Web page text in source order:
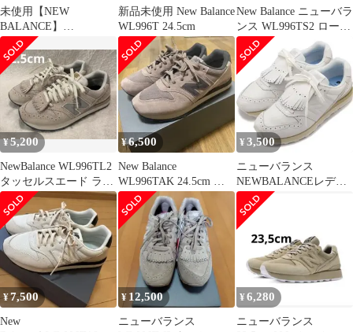
未使用【NEW
BALANCE】
WL996TAI(D) 23㎝ ホ
ワイト
新品未使用 New Balance
WL996T 24.5cm
New Balance ニューバラ
ンス WL996TS2 ローカ
ット スニーカー
size23.5cm/紺 ■■ レディ
ース
¥ 5,200
NewBalance WL996TL2
タッセルスエード ライ
トグレー
¥6,500
New Balance
WL996TAK 24.5cm ブ
ラウン
¥ 3,500
ニューバランス
NEWBALANCEレディ
ーススニーカー
WL996T
¥7,500
New
¥ 12,500
ニューバランス
¥ 6,280
ニューバランス